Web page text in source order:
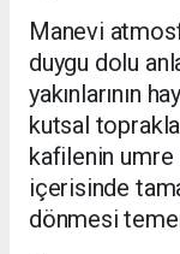
Manevi
duygu dolu
yakınlarının
kutsal
kafilenin umre
içerisinde
dönmesi